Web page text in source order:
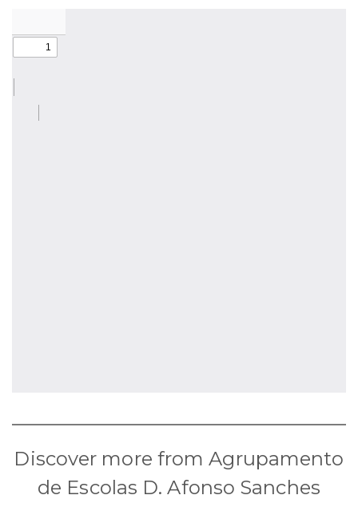
Discover more from Agrupamento
de Escolas D. Afonso Sanches